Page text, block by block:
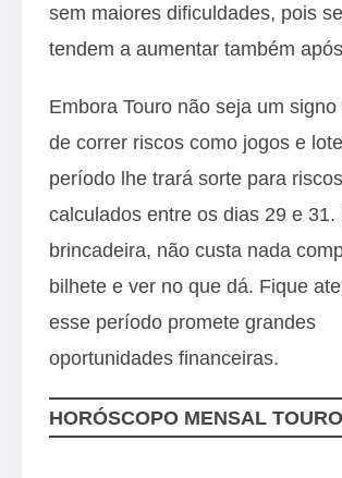
sem maiores dificuldades, pois
tendem a aumentar também
Embora Touro não seja um
de correr riscos como jogos e
período lhe trará sorte para
calculados entre os dias 29 e 31.
brincadeira, não custa nada
bilhete e ver no que dá. Fique
esse período promete grandes
oportunidades financeiras.
HORÓSCOPO MENSAL